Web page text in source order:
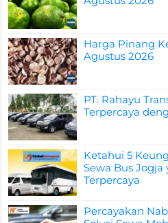
Harga Pinang
Agustus 2026
PT. Rahayu
Terpercaya
Ketahui 5
Sewa Bus
Terpercaya
Percayakan